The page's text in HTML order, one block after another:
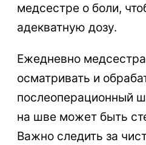
медсестре о боли,
адекватную дозу.
Ежедневно
осматривать и
послеоперационный
на шве может быть
Важно следить за